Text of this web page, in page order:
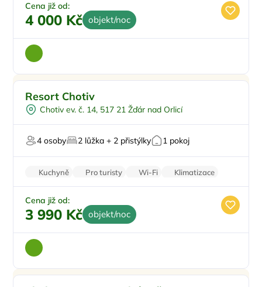
Cena již od:
4 000 Kč objekt/noc
Venkovní gril
V lese
Pro milovníky přírody
Resort Chotiv
Chotiv ev. č. 14, 517 21 Žďár nad Orlicí
4 osoby 2 lůžka + 2 přistýlky 1 pokoj
Kuchyně Pro turisty Wi-Fi
Klimatizace
Stolní hry
Cena již od:
3 990 Kč objekt/noc